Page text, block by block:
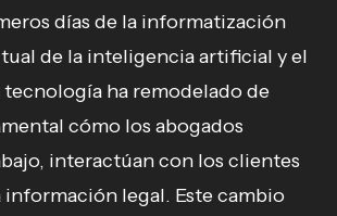
días de la informatización
de la inteligencia artificial y el
ha remodelado de
cómo los abogados
interactúan con los clientes
información legal. Este cambio